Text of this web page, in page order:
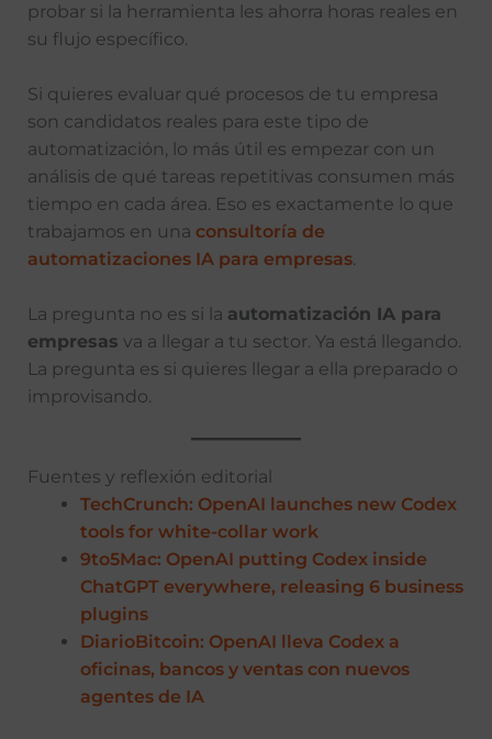
probar si la herramienta les ahorra horas reales en
su flujo específico.
Si quieres evaluar qué procesos de tu empresa
son candidatos reales para este tipo de
automatización, lo más útil es empezar con un
análisis de qué tareas repetitivas consumen más
tiempo en cada área. Eso es exactamente lo que
trabajamos en una consultoría de
automatizaciones IA para empresas.
La pregunta no es si la automatización IA para
empresas va a llegar a tu sector. Ya está llegando.
La pregunta es si quieres llegar a ella preparado o
improvisando.
Fuentes y reflexión editorial
TechCrunch: OpenAI launches new Codex
tools for white-collar work
9to5Mac: OpenAI putting Codex inside
ChatGPT everywhere, releasing 6 business
plugins
DiarioBitcoin: OpenAI lleva Codex a
oficinas, bancos y ventas con nuevos
agentes de IA